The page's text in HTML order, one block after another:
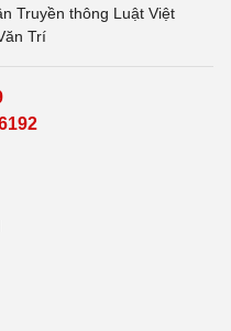
Truyền thông Luật Việt
Trí